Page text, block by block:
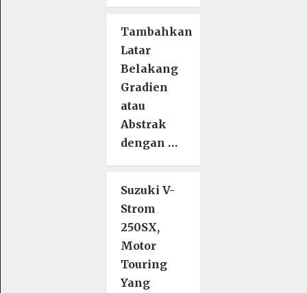
Tambahkan
Latar
Belakang
Gradien
atau
Abstrak
dengan …
Suzuki V-
Strom
250SX,
Motor
Touring
Yang